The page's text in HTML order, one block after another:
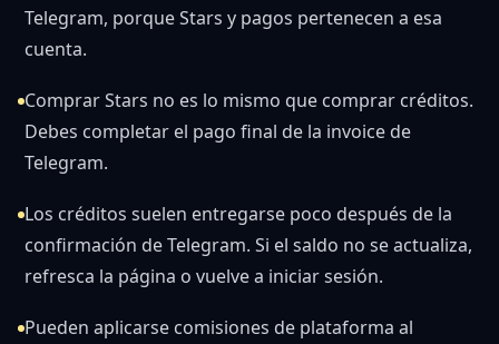
Telegram, porque Stars y pagos pertenecen a esa
cuenta.
Comprar Stars no es lo mismo que comprar créditos.
Debes completar el pago final de la invoice de
Telegram.
Los créditos suelen entregarse poco después de la
confirmación de Telegram. Si el saldo no se actualiza,
refresca la página o vuelve a iniciar sesión.
Pueden aplicarse comisiones de plataforma al